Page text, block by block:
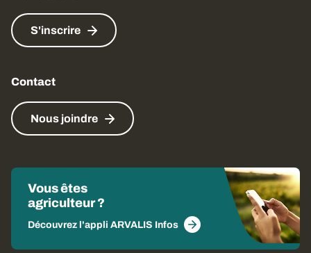
S'inscrire
Contact
Nous joindre
Vous êtes
agriculteur ?
Découvrez l'appli ARVALIS Infos